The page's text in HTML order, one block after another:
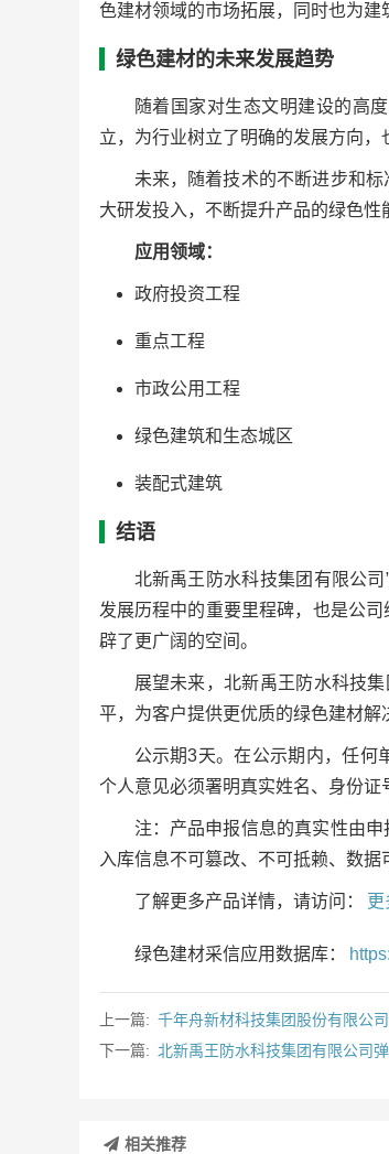
色建材领域的市场拓展，同时也为建
绿色建材的未来发展趋势
随着国家对生态文明建设的高
立，为行业树立了明确的发展方向，
未来，随着技术的不断进步和
大研发投入，不断提升产品的绿色性
应用领域：
政府投资工程
重点工程
市政公用工程
绿色建筑和生态城区
装配式建筑
结语
北新禹王防水科技集团有限公
发展历程中的重要里程碑，也是公
辟了更广阔的空间。
展望未来，北新禹王防水科技
平，为客户提供更优质的绿色建材解
公示期3天。在公示期内，任何
个人意见必须署明真实姓名、身份证
注：产品申报信息的真实性由
入库信息不可篡改、不可抵赖、数据
了解更多产品详情，请访问：
绿色建材采信应用数据库：
上一篇: 千年舟新材科技集团股份有限公
下一篇: 北新禹王防水科技集团有限公司
相关推荐